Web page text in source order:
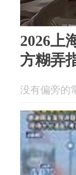
2026上
方糊弄
没有偏旁的